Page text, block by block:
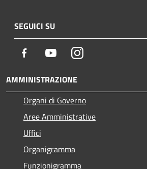
SEGUICI SU
Facebook YoutubeInstagram
AMMINISTRAZIONE
Organi di Governo
Aree Amministrative
Uffici
Organigramma
Funzionigramma